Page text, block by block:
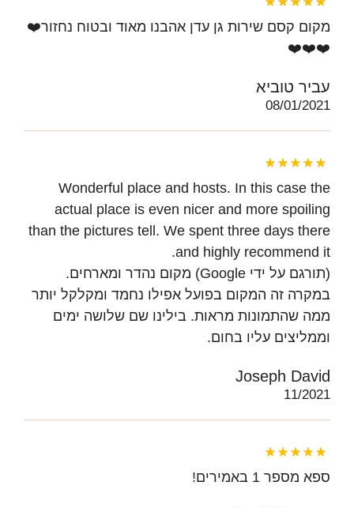
מקום קסם שירות גן עדן אהבנו מאוד ובטוח נחזור❤️
❤️❤️❤️
עביר טוביא
08/01/2021
Wonderful place and hosts. In this case the
actual place is even nicer and more spoiling
than the pictures tell. We spent three days there
and highly recommend it.
(תורגם על ידי Google) מקום נהדר ומארחים.
במקרה זה המקום בפועל אפילו נחמד ומקלקל יותר
ממה שהתמונות מראות. בילינו שם שלושה ימים
וממליצים עליו בחום.
Joseph David
11/2021
ספא מספר 1 באמירים!